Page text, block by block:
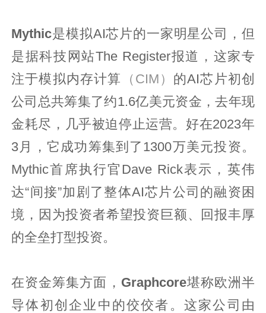
Mythic是模拟AI芯片的一家明星公司，但
是据科技网站The Register报道，这家专
注于模拟内存计算
（CIM） 的AI芯片初创
公司总共筹集了约1.6亿美元资金，去年现
金耗尽，几乎被迫停止运营。好在2023年
3月，它成功筹集到了1300万美元投资。
Mythic首席执行官Dave Rick表示，英伟
达“间接”加剧了整体AI芯片公司的融资困
境，因为投资者希望投资巨额、回报丰厚
的全垒打型投资。
在资金筹集方面， Graphcore堪称欧洲半
导体初创企业中的佼佼者。这家公司由